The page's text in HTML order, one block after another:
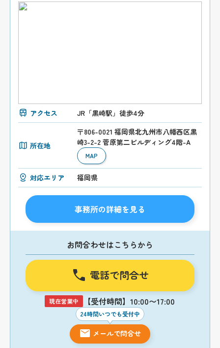
アクセス JR「黒崎駅」徒歩4分
所在地
〒806-0021 福岡県北九州市八幡西区黒
崎3-2-2 菅原第二ビルディング4階-A
MAP
対応エリア 福岡県
事務所の詳細を見る
お問合わせはこちらから
電話で問合せ
現在営業中 【受付時間】10:00〜17:00
24時間いつでも受付中
メールで問合せ